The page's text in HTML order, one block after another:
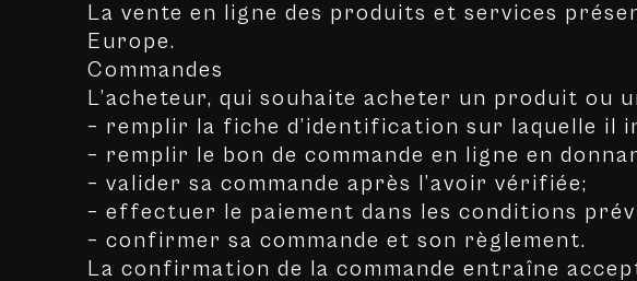
La vente en ligne des produits et services
Europe.
Commandes
L’acheteur, qui souhaite acheter un produit ou
– remplir la fiche d’identification sur laquelle il
– remplir le bon de commande en ligne en
– valider sa commande après l’avoir vérifiée;
– effectuer le paiement dans les conditions
– confirmer sa commande et son règlement.
La confirmation de la commande entraîne